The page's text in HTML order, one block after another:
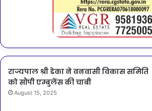
राज्यपाल श्री डेका ने वनवासी विकास समिति
को सौंपी एम्बुलेंस की चाबी
August 15, 2025